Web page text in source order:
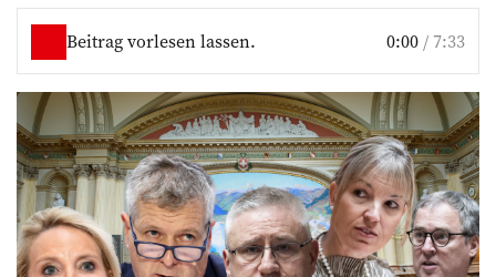
Beitrag vorlesen lassen. 0:00 / 7:33